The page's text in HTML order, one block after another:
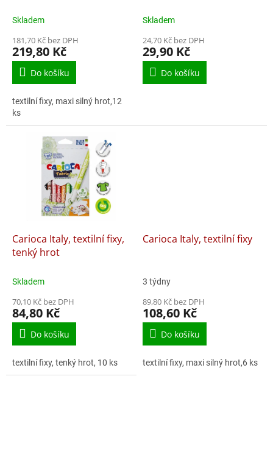
Skladem
181,70 Kč bez DPH
219,80 Kč
Do košíku
textilní fixy, maxi silný hrot,12
ks
Skladem
24,70 Kč bez DPH
29,90 Kč
Do košíku
Carioca Italy, textilní fixy,
tenký hrot
Skladem
70,10 Kč bez DPH
84,80 Kč
Do košíku
textilní fixy, tenký hrot, 10 ks
Carioca Italy, textilní fixy
3 týdny
89,80 Kč bez DPH
108,60 Kč
Do košíku
textilní fixy, maxi silný hrot,6 ks